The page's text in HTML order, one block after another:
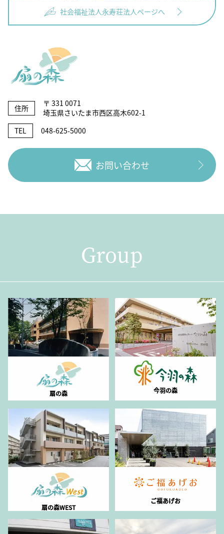
社会福祉法人永寿荘法人ページへ
住所
〒 331 0071
埼玉県さいたま市西区高木602-1
TEL
048-625-5000
お問い合わせ
Group
扇の森 今羽の森
扇の森WEST
ご福あげお